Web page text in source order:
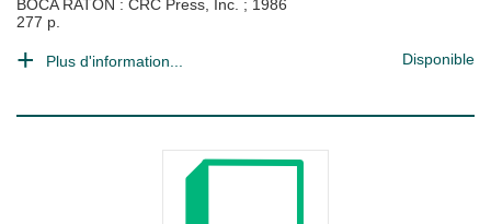
BOCA RATON : CRC Press, Inc. ; 1986
277 p.
Plus d'information... Disponible